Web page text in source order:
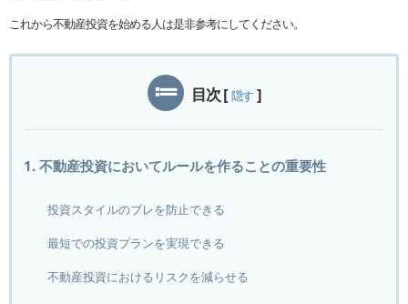
これから不動産投資を始める人は是非参考にしてください。
目次[ 隠す ]
1. 不動産投資においてルールを作ることの重要性
投資スタイルのブレを防止できる
最短での投資プランを実現できる
不動産投資におけるリスクを減らせる